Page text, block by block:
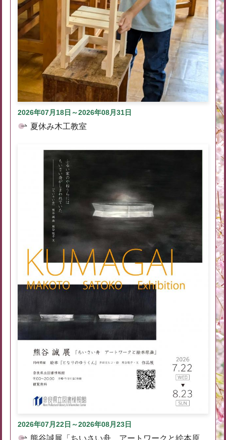
2026年07月18日～2026年08月31日
夏休み木工教室
2026年07月22日～2026年08月23日
熊谷誠展「ちいさい舟 アートワークと絵本原